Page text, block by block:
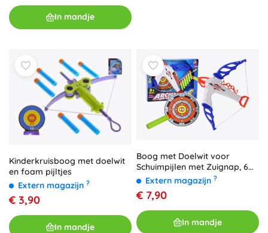
In mandje
Kinderkruisboog met doelwit
en foam pijltjes
Extern magazijn ?
€ 3,90
In mandje
Boog met Doelwit voor
Schuimpijlen met Zuignap, 6
stuksExtern magazijn ?
€ 7,90
In mandje